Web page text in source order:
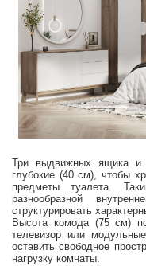
Три выдвижных ящика и
глубокие (40 см), чтобы
предметы туалета.
разнообразной
структурировать
Высота комода (75 см)
телевизор или
оставить свободное
нагрузку комнаты.